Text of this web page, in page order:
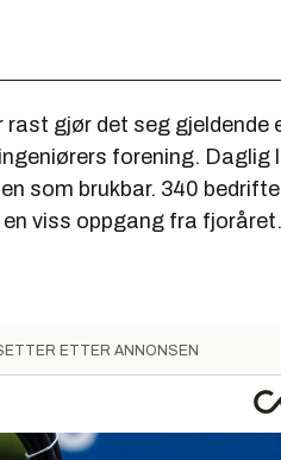
gjør det seg gjeldende
forening. Daglig
som brukbar. 340
viss oppgang fra fjoråret.
ETTER ANNONSEN